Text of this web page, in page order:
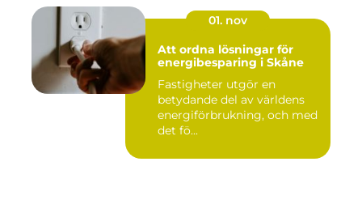
01. nov
Att ordna lösningar för
energibesparing i Skåne
Fastigheter utgör en
betydande del av världens
energiförbrukning, och med
det fö...